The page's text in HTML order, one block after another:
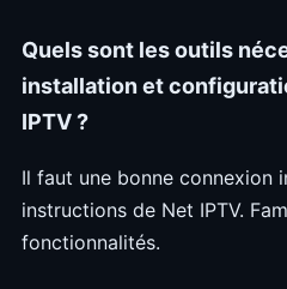
Quels sont les outils
installation et
IPTV ?
Il faut une bonne connexion
instructions de Net IPTV.
fonctionnalités.